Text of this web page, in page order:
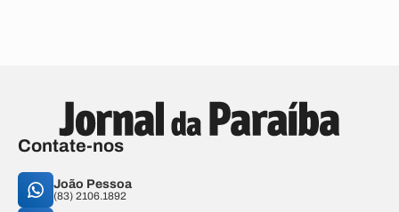
Contate-nos
João Pessoa
(83) 2106.1892